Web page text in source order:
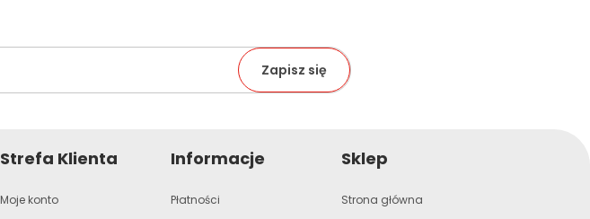
Strefa Klienta
Moje konto
Informacje
Płatności
Sklep
Strona główna